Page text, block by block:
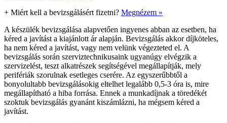
+ Miért kell a bevizsgálásért fizetni? Megnézem »
A készülék bevizsgálása alapvetően ingyenes abban az esetben, ha
kéred a javítást a kiajánlott ár alapján. Bevizsgálás akkor díjköteles,
ha nem kéred a javítást, vagy nem velünk végezteted el. A
bevizsgálás során szerviztechnikusaink ugyanúgy elvégzik a
szervizelést, teszt alkatrészek segítségével megállapítják, mely
perifériák szorulnak esetleges cserére. Az egyszerűbbtől a
bonyolultabb bevizsgálásokig eltelhet legalább 0,5-3 óra is, mire
megállapítható a hiba forrása. Ennek a munkadíjnak a töredékét
szoktuk bevizsgálás gyanánt kiszámlázni, ha mégsem kéred a
javítást.